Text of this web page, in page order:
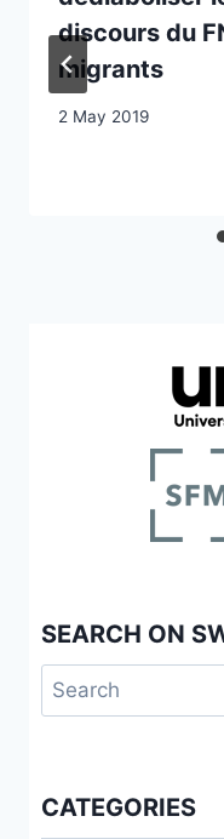
discours du
migrants
2 May 2019
SEARCH ON
Search
for:
CATEGORIES